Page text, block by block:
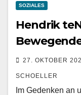
SOZIALES
Hendrik
27. OKTOBER
SCHOELLER
Im Gedenken an